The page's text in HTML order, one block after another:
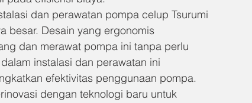
dan perawatan pompa celup Tsurumi
besar. Desain yang ergonomis
dan merawat pompa ini tanpa perlu
instalasi dan perawatan ini
efektivitas penggunaan pompa.
dengan teknologi baru untuk